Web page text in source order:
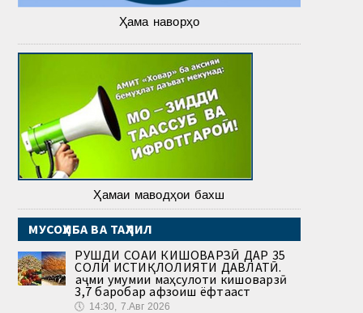
Ҳама наворҳо
Ҳамаи маводҳои бахш
МУСОҲИБА ВА ТАҲЛИЛ
РУШДИ СОҲАИ КИШОВАРЗӢ ДАР 35
СОЛИ ИСТИҚЛОЛИЯТИ ДАВЛАТӢ.
Ҳаҷми умумии маҳсулоти кишоварзӣ
3,7 баробар афзоиш ёфтааст
🕔 14:30, 7.Авг 2026